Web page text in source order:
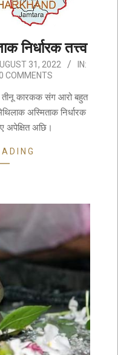
निर्धारक तत्त्व
31, 2022
IN:
COMMENTS
तीनू कारकक संग आरो बहुत
अस्मिताक निर्धारक
अपेक्षित अछि।